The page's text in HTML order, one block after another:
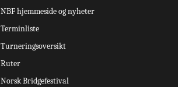
NBF hjemmeside og nyheter
Terminliste
Turneringsoversikt
Ruter
Norsk Bridgefestival